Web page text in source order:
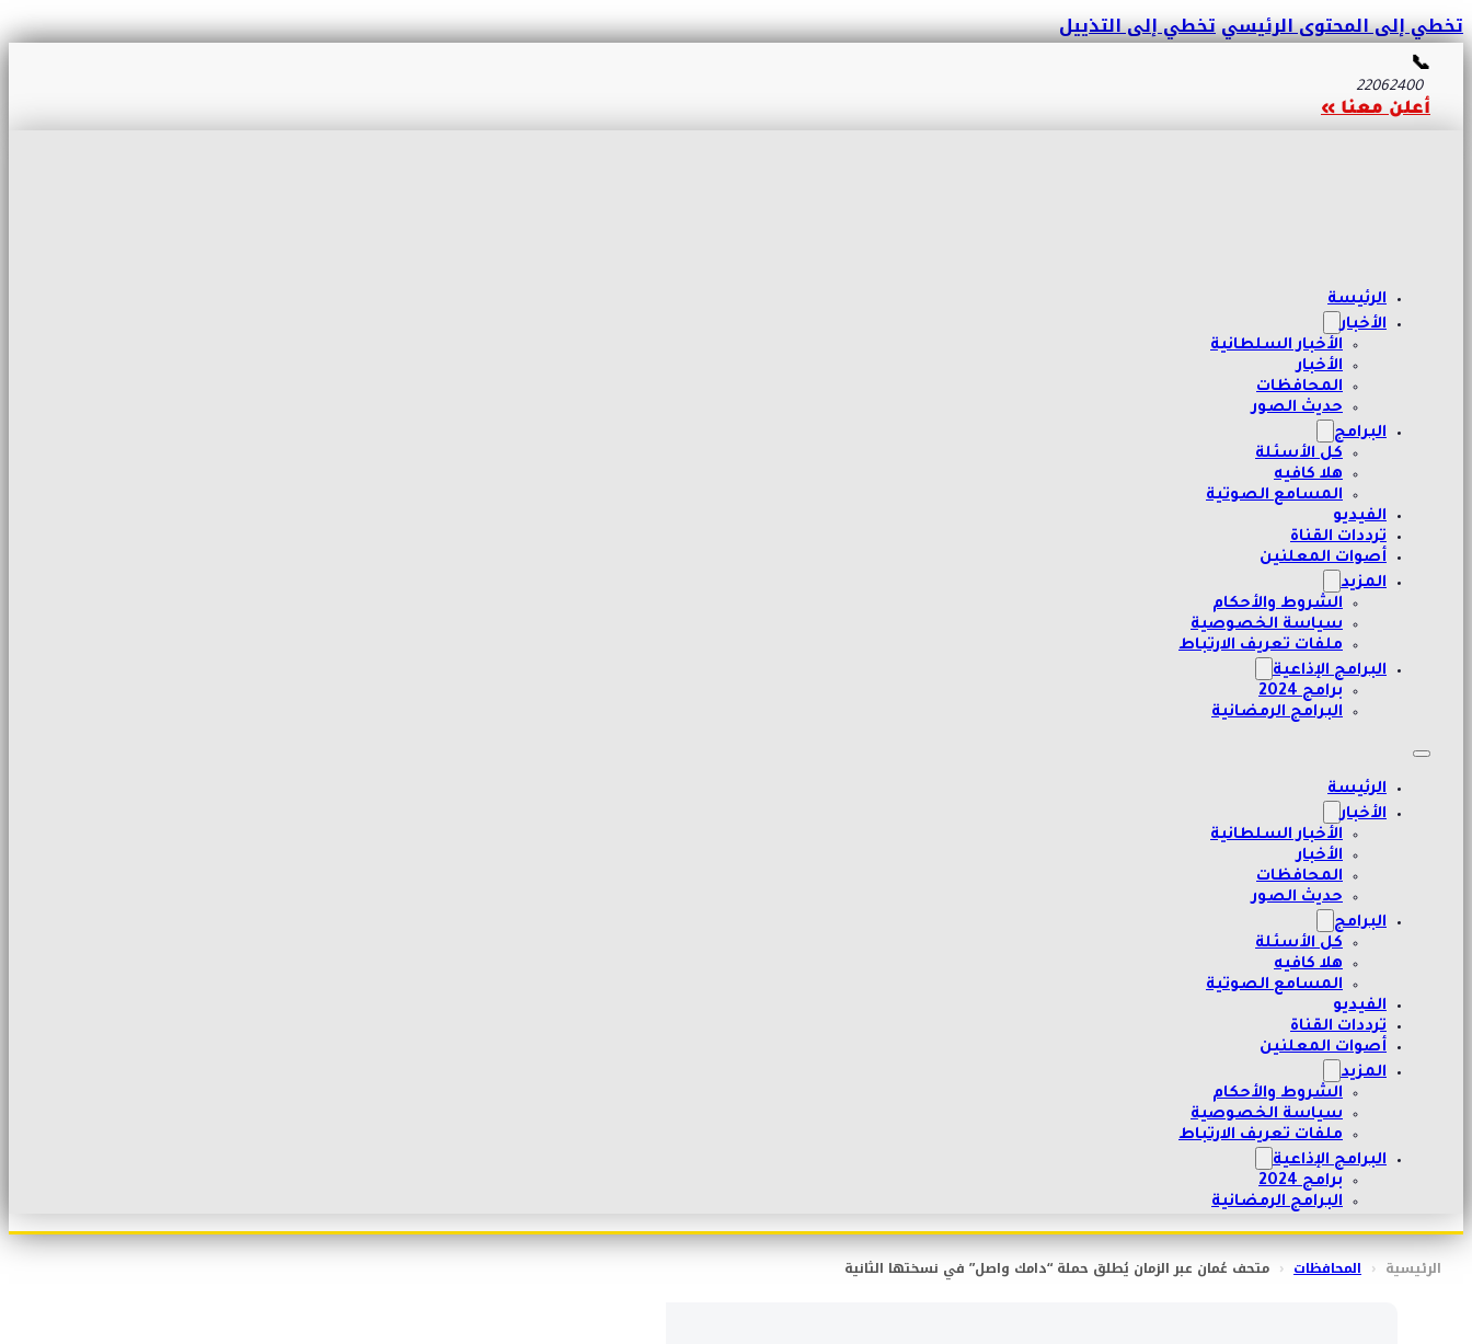
تخطي إلى المحتوى الرئيسيتخطي إلى التذييل
📞
22062400
أعلن معنا »
الرئيسة
الأخبار
الأخبار السلطانية
الأخبار
المحافظات
حديث الصور
البرامج
كل الأسئلة
هلا كافيه
المسامع الصوتية
الفيديو
ترددات القناة
أصوات المعلنين
المزيد
الشروط والأحكام
سياسة الخصوصية
ملفات تعريف الارتباط
البرامج الإذاعية
برامج 2024
البرامج الرمضانية
الرئيسة
الأخبار
الأخبار السلطانية
الأخبار
المحافظات
حديث الصور
البرامج
كل الأسئلة
هلا كافيه
المسامع الصوتية
الفيديو
ترددات القناة
أصوات المعلنين
المزيد
الشروط والأحكام
سياسة الخصوصية
ملفات تعريف الارتباط
البرامج الإذاعية
برامج 2024
البرامج الرمضانية
الرئيسية ‹ المحافظات ‹ متحف عُمان عبر الزمان يُطلق حملة “دامك واصل” في نسختها الثانية